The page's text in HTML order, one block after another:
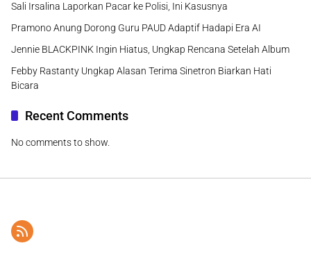
Sali Irsalina Laporkan Pacar ke Polisi, Ini Kasusnya
Pramono Anung Dorong Guru PAUD Adaptif Hadapi Era AI
Jennie BLACKPINK Ingin Hiatus, Ungkap Rencana Setelah Album
Febby Rastanty Ungkap Alasan Terima Sinetron Biarkan Hati
Bicara
Recent Comments
No comments to show.